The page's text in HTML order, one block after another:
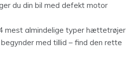
du din bil med defekt motor
mest almindelige typer hættetrøjer
med tillid – find den rette